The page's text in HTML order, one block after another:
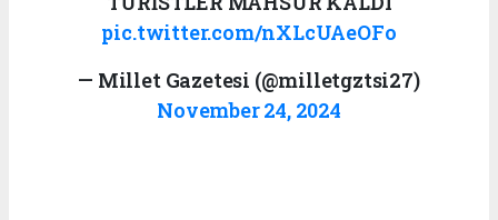
pic.twitter.com/nXLcUAeOFo
— Millet Gazetesi (@milletgztsi27)
November 24, 2024